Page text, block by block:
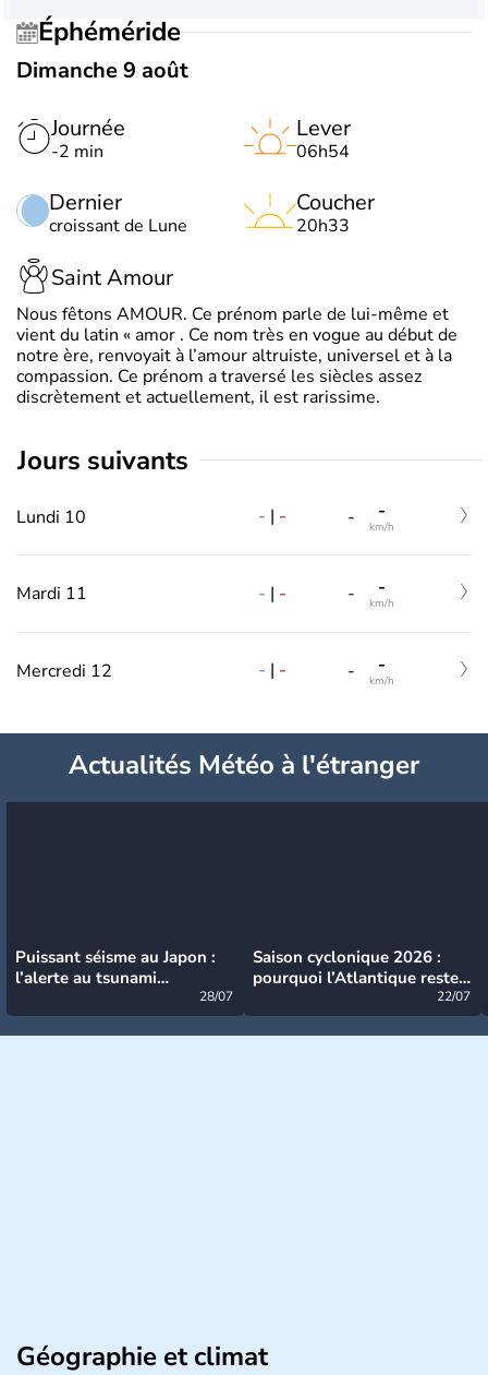
Éphéméride
Dimanche 9 août
Journée
-2 min
Dernier
croissant de Lune
Lever
06h54
Coucher
20h33
Saint Amour
Nous fêtons AMOUR. Ce prénom parle de lui-même et
vient du latin « amor . Ce nom très en vogue au début de
notre ère, renvoyait à l’amour altruiste, universel et à la
compassion. Ce prénom a traversé les siècles assez
discrètement et actuellement, il est rarissime.
jours suivants
Lundi 10 - | - - -
km/h
Mardi 11 - | - - -
km/h
Mercredi 12 - | - - -
km/h
Actualités Météo à l'étranger
Puissant séisme au Japon :
l’alerte au tsunami
28/07
Saison cyclonique 2026 :
pourquoi l’Atlantique reste
22/07
Géographie et climat